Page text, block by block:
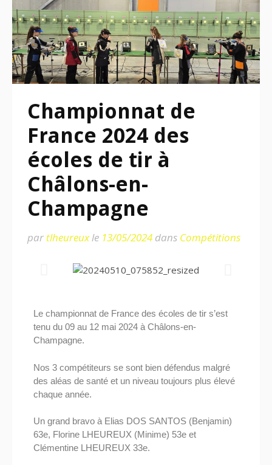
Championnat de
France 2024 des
écoles de tir à
Châlons-en-
Champagne
par tlheureuxle 13/05/2024 dans Compétitions
Le championnat de France des écoles de tir s’est
tenu du 09 au 12 mai 2024 à Châlons-en-
Champagne.
Nos 3 compétiteurs se sont bien défendus malgré
des aléas de santé et un niveau toujours plus élevé
chaque année.
Un grand bravo à Elias DOS SANTOS (Benjamin)
63e, Florine LHEUREUX (Minime) 53e et
Clémentine LHEUREUX 33e.